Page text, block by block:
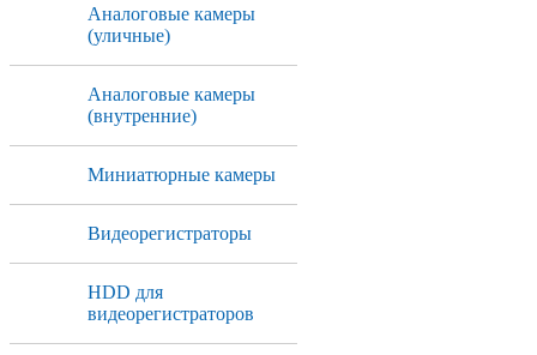
Аналоговые камеры
(уличные)
Аналоговые камеры
(внутренние)
Миниатюрные камеры
Видеорегистраторы
HDD для
видеорегистраторов